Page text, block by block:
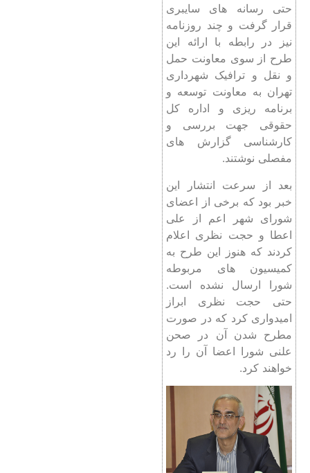
حتی رسانه های سایبری
قرار گرفت و چند روزنامه
نیز در رابطه با ارائه این
طرح از سوی معاونت حمل
و نقل و ترافیک شهرداری
تهران به معاونت توسعه و
برنامه ریزی و اداره کل
حقوقی جهت بررسی و
کارشناسی گزارش های
مفصلی نوشتند.
بعد از سرعت انتشار این
خبر بود که برخی از اعضای
شورای شهر اعم از علی
اعطا و حجت نظری اعلام
کردند که هنوز این طرح به
کمیسیون های مربوطه
شورا ارسال نشده است.
حتی حجت نظری ابراز
امیدواری کرد که در صورت
مطرح شدن آن در صحن
علنی شورا اعضا آن را رد
خواهند کرد.